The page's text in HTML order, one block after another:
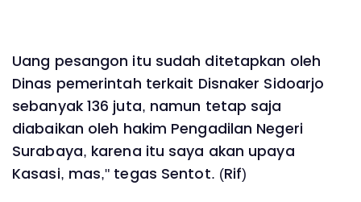
Uang pesangon itu sudah ditetapkan oleh
Dinas pemerintah terkait Disnaker Sidoarjo
sebanyak 136 juta, namun tetap saja
diabaikan oleh hakim Pengadilan Negeri
Surabaya, karena itu saya akan upaya
Kasasi, mas," tegas Sentot. (Rif)